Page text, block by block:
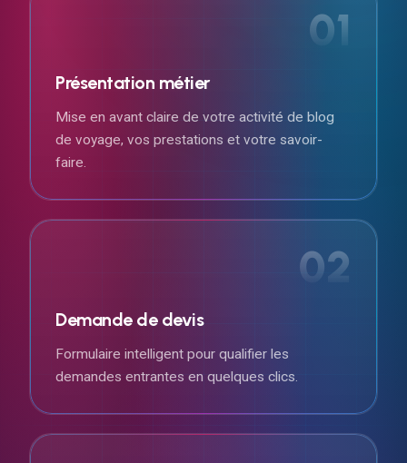
01
Présentation métier
Mise en avant claire de votre activité de blog
de voyage, vos prestations et votre savoir-
faire.
02
Demande de devis
Formulaire intelligent pour qualifier les
demandes entrantes en quelques clics.